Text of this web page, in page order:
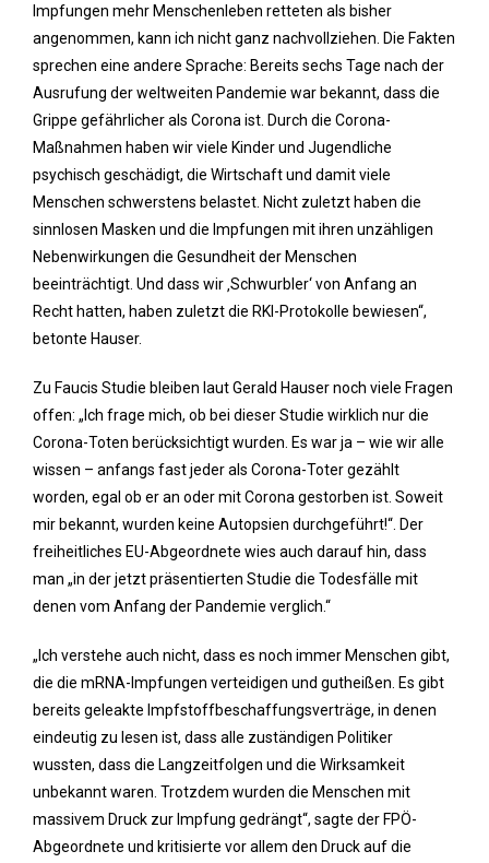
Impfungen mehr Menschenleben retteten als bisher
angenommen, kann ich nicht ganz nachvollziehen. Die Fakten
sprechen eine andere Sprache: Bereits sechs Tage nach der
Ausrufung der weltweiten Pandemie war bekannt, dass die
Grippe gefährlicher als Corona ist. Durch die Corona-
Maßnahmen haben wir viele Kinder und Jugendliche
psychisch geschädigt, die Wirtschaft und damit viele
Menschen schwerstens belastet. Nicht zuletzt haben die
sinnlosen Masken und die Impfungen mit ihren unzähligen
Nebenwirkungen die Gesundheit der Menschen
beeinträchtigt. Und dass wir ‚Schwurbler‘ von Anfang an
Recht hatten, haben zuletzt die RKI-Protokolle bewiesen“,
betonte Hauser.
Zu Faucis Studie bleiben laut Gerald Hauser noch viele Fragen
offen: „Ich frage mich, ob bei dieser Studie wirklich nur die
Corona-Toten berücksichtigt wurden. Es war ja – wie wir alle
wissen – anfangs fast jeder als Corona-Toter gezählt
worden, egal ob er an oder mit Corona gestorben ist. Soweit
mir bekannt, wurden keine Autopsien durchgeführt!“. Der
freiheitliches EU-Abgeordnete wies auch darauf hin, dass
man „in der jetzt präsentierten Studie die Todesfälle mit
denen vom Anfang der Pandemie verglich.“
„Ich verstehe auch nicht, dass es noch immer Menschen gibt,
die die mRNA-Impfungen verteidigen und gutheißen. Es gibt
bereits geleakte Impfstoffbeschaffungsverträge, in denen
eindeutig zu lesen ist, dass alle zuständigen Politiker
wussten, dass die Langzeitfolgen und die Wirksamkeit
unbekannt waren. Trotzdem wurden die Menschen mit
massivem Druck zur Impfung gedrängt“, sagte der FPÖ-
Abgeordnete und kritisierte vor allem den Druck auf die